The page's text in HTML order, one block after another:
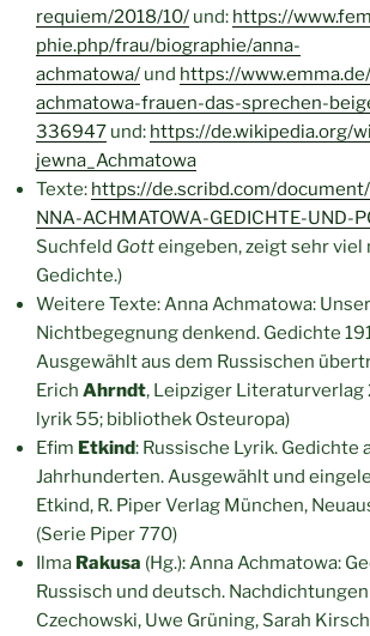
requiem/2018/10/ und: https://
phie.php/frau/biographie/anna-
achmatowa/ und https://
achmatowa-frauen-das-sprechen-
336947 und: https://de.wikipedia.org/
jewna_Achmatowa
Texte: https://de.scribd.com/
NNA-ACHMATOWA-GEDICHTE-UND-
Suchfeld Gotteingeben, zeigt sehr viel
Gedichte.)
Weitere Texte: Anna Achmatowa:
Nichtbegegnung denkend. Gedichte
Ausgewählt aus dem Russischen
Erich Ahrndt, Leipziger Literaturverlag
lyrik 55; bibliothek Osteuropa)
Efim Etkind: Russische Lyrik. Gedichte
Jahrhunderten. Ausgewählt und
Etkind, R. Piper Verlag München,
(Serie Piper 770)
Ilma Rakusa (Hg.): Anna Achmatowa:
Russisch und deutsch.
Czechowski, Uwe Grüning, Sarah